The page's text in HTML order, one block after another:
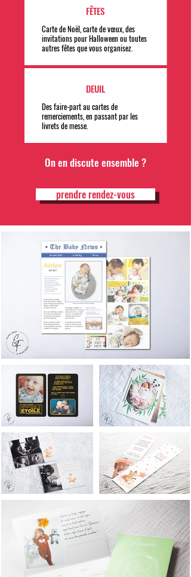
FÊTES
Carte de Noël, carte de vœux, des
invitations pour Halloween ou toutes
autres fêtes que vous organisez.
DEUIL
Des faire-part au cartes de
remerciements, en passant par les
livrets de messe.
On en discute ensemble ?
prendre rendez-vous